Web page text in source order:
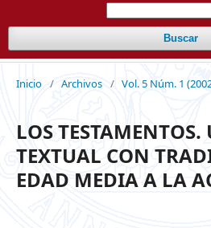
Buscar
Inicio / Archivos / Vol. 5 Núm. 1
LOS
TEXTUAL CON
EDAD MEDIA A LA